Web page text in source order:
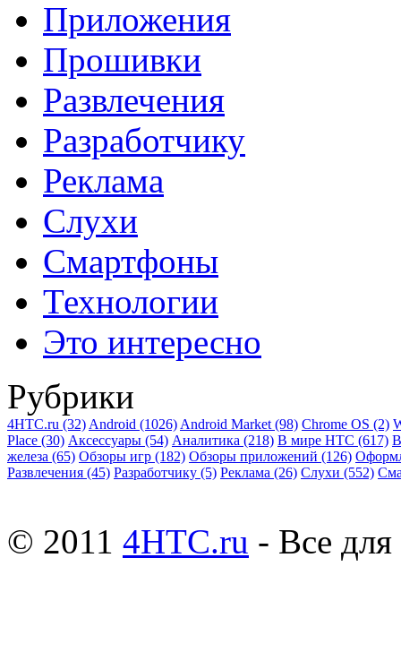
Приложения
Прошивки
Развлечения
Разработчику
Реклама
Слухи
Смартфоны
Технологии
Это интересно
Рубрики
4HTC.ru (32)Android (1026)Android Market(98) Chrome OS (2)
Place (30) Аксессуары (54) Аналитика (218) В мире HTC (617)
железа (65) Обзоры игр (182) Обзоры приложений (126)
Развлечения (45) Разработчику (5) Реклама (26) Слухи (552)
© 2011 4HTC.ru - Все